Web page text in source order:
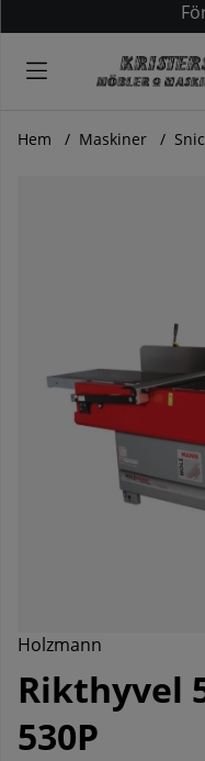
Hem Maskiner
Holzmann
Rikthyvel
530P